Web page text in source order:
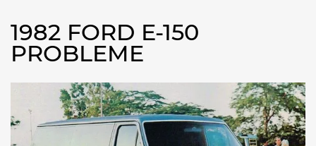
1982 FORD E-150
PROBLEME